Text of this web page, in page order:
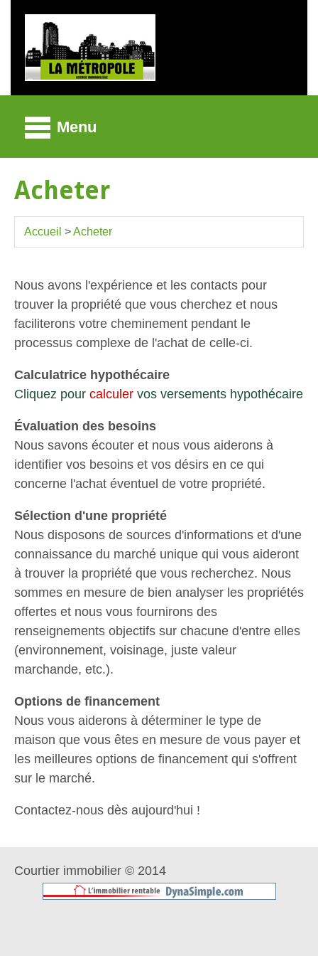
Menu
Acheter
Accueil >Acheter
Nous avons l'expérience et les contacts pour
trouver la propriété que vous cherchez et nous
faciliterons votre cheminement pendant le
processus complexe de l'achat de celle-ci.
Calculatrice hypothécaire
Cliquez pour calculer vos versements hypothécaire
Évaluation des besoins
Nous savons écouter et nous vous aiderons à
identifier vos besoins et vos désirs en ce qui
concerne l'achat éventuel de votre propriété.
Sélection d'une propriété
Nous disposons de sources d'informations et d'une
connaissance du marché unique qui vous aideront
à trouver la propriété que vous recherchez. Nous
sommes en mesure de bien analyser les propriétés
offertes et nous vous fournirons des
renseignements objectifs sur chacune d'entre elles
(environnement, voisinage, juste valeur
marchande, etc.).
Options de financement
Nous vous aiderons à déterminer le type de
maison que vous êtes en mesure de vous payer et
les meilleures options de financement qui s'offrent
sur le marché.
Contactez-nous dès aujourd'hui !
Courtier immobilier © 2014